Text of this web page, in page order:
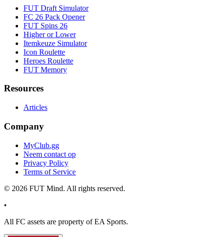
FUT Draft Simulator
FC 26 Pack Opener
FUT Spins 26
Higher or Lower
Itemkeuze Simulator
Icon Roulette
Heroes Roulette
FUT Memory
Resources
Articles
Company
MyClub.gg
Neem contact op
Privacy Policy
Terms of Service
© 2026 FUT Mind. All rights reserved.
•
All FC assets are property of EA Sports.